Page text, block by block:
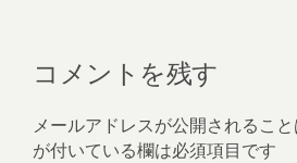
コメントを残す
メールアドレスが公開されること
が付いている欄は必須項目です